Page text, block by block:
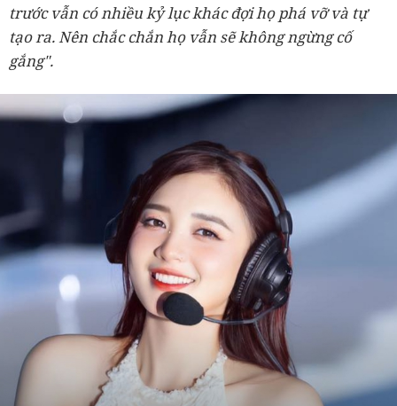
trước vẫn có nhiều kỷ lục khác đợi họ phá vỡ và tự
tạo ra. Nên chắc chắn họ vẫn sẽ không ngừng cố
gắng".